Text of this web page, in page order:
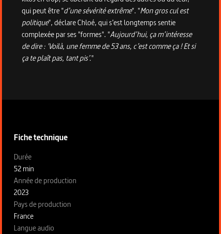
qui peut être "d’une sévérité extrême". "Mon gros cul est
politique", déclare Chloé, qui s’est longtemps sentie
complexée par ses "formes". "Aujourd’hui, ça m’intéresse
de dire : 'Voilà, une femme de 53 ans, c’est comme ça ! Et si
ça te plaît pas, tant pis’."
Fiche technique
Fiche technique section gauche
Durée
52 min
Année de production
2023
Pays de production
France
Langue audio